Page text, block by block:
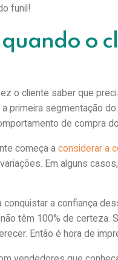
funil!
o
o cliente saber que
primeira segmentação
de compra
começa aconsiderar a
Em alguns
conquistar a confiança
têm 100% de certeza.
Então é hora de